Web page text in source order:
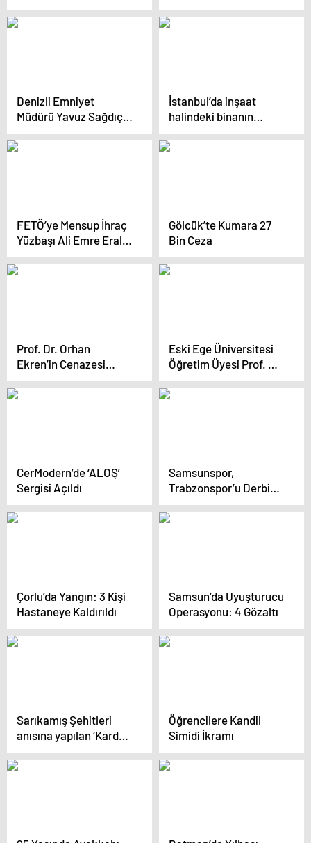
Başkanı ‘Yılın Kareleri’
Oylamasına Katıldı
Kareleri Oylamasına
Katıldı
Denizli Emniyet
Müdürü Yavuz Sağdıç,
‘Yılın Kareleri’
Oylamasına Katıldı
İstanbul’da inşaat
halindeki binanın
yamuk kolonları
tartışma yarattı
FETÖ’ye Mensup İhraç
Yüzbaşı Ali Emre Eral
Adana’da Yakalandı
Gölcük’te Kumara 27
Bin Ceza
Prof. Dr. Orhan
Ekren’in Cenazesi
Torbalı’da Toprağa
Verildi
Eski Ege Üniversitesi
Öğretim Üyesi Prof. Dr.
Orhan Ekren’in
Cenazesi Torbalı’da
CerModern’de ‘ALOŞ’
Sergisi Açıldı
Samsunspor,
Trabzonspor’u Derbide
2-1 Yendi
Çorlu’da Yangın: 3 Kişi
Hastaneye Kaldırıldı
Samsun’da Uyuşturucu
Operasyonu: 4 Gözaltı
Sarıkamış Şehitleri
anısına yapılan ‘Kardan
Heykeller Sergisi’
izlenime açıldı (2)
Öğrencilere Kandil
Simidi İkramı